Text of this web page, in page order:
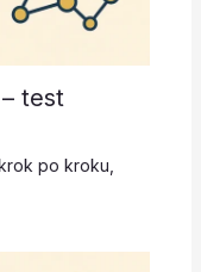
test
po kroku